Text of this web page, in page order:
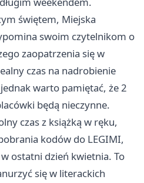
świętem, Miejska
swoim czytelnikom o
zaopatrzenia się w
czas na nadrobienie
warto pamiętać, że 2
będą nieczynne.
czas z książką w ręku,
kodów do LEGIMI,
ostatni dzień kwietnia. To
się w literackich